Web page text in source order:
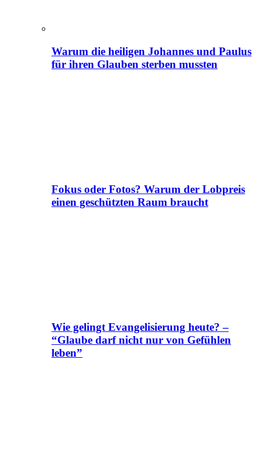
Warum die heiligen Johannes und Paulus
für ihren Glauben sterben mussten
Fokus oder Fotos? Warum der Lobpreis
einen geschützten Raum braucht
Wie gelingt Evangelisierung heute? –
“Glaube darf nicht nur von Gefühlen
leben”